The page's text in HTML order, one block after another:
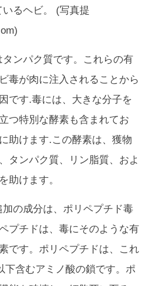
るヘビ。 (写真提
ンパク質です。これらの有
毒が肉に注入されることから
です.毒には、大きな分子を
つ特別な酵素も含まれてお
助けます.この酵素は、獲物
タンパク質、リン脂質、およ
助けます。
の成分は、ポリペプチド毒
プチドは、毒にそのような有
です。ポリペプチドは、これ
下含むアミノ酸の鎖です。ポ